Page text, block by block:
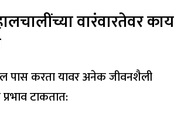
वारंवारतेवर काय
पास करता यावर अनेक जीवनशैली
टाकतात: